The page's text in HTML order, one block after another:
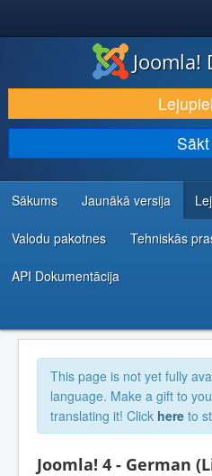
LEJUPIELĀDĒT UN PAPLAŠINĀT
ATKLĀJ UN IEMĀCIES
KOPIENA UN ATBALSTS
IZSTRĀDĀTĀJU RESURSI
Joomla!
Sākt
Sākums Jaunākā versija
Valodu pakotnes Tehniskās
API Dokumentācija
This page is not yet fully
language. Make a gift to
translating it! Click here to
Joomla! 4 - German